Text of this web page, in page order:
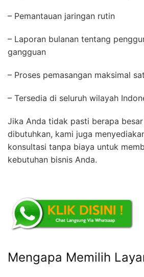
– Pemantauan jaringan rutin
– Laporan bulanan tentang
gangguan
– Proses pemasangan maksimal
– Tersedia di seluruh wilayah
Jika Anda tidak pasti berapa
dibutuhkan, kami juga
konsultasi tanpa biaya untuk
kebutuhan bisnis Anda.
Mengapa Memilih